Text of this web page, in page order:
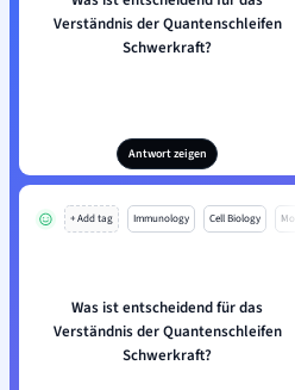
Verständnis der Quantenschleifen
Schwerkraft?
Antwort zeigen
+ Add tag Immunology Cell Biology Mo
Was ist entscheidend für das
Verständnis der Quantenschleifen
Schwerkraft?